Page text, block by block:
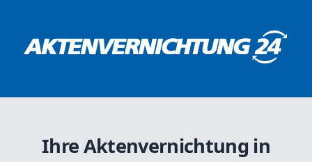
Ihre Aktenvernichtung in